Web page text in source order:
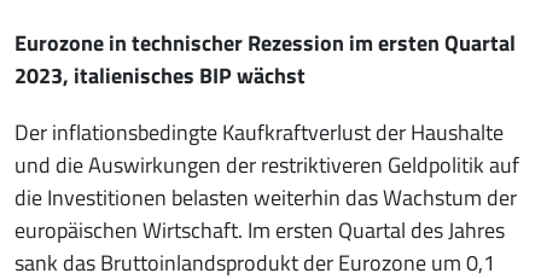
Eurozone in technischer Rezession im ersten Quartal
2023, italienisches BIP wächst
Der inflationsbedingte Kaufkraftverlust der Haushalte
und die Auswirkungen der restriktiveren Geldpolitik auf
die Investitionen belasten weiterhin das Wachstum der
europäischen Wirtschaft. Im ersten Quartal des Jahres
sank das Bruttoinlandsprodukt der Eurozone um 0,1